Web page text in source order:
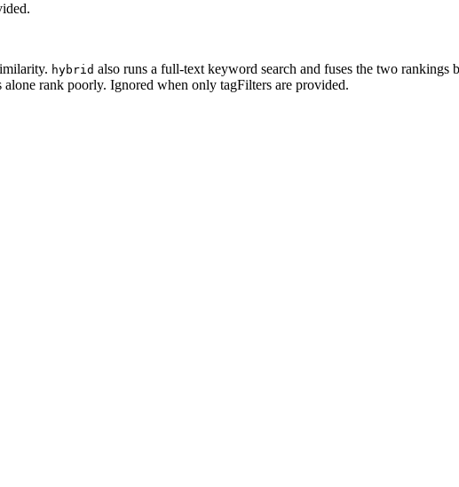
hybrid also runs a full-text keyword search and fuses the two
rank poorly. Ignored when only tagFilters are provided.